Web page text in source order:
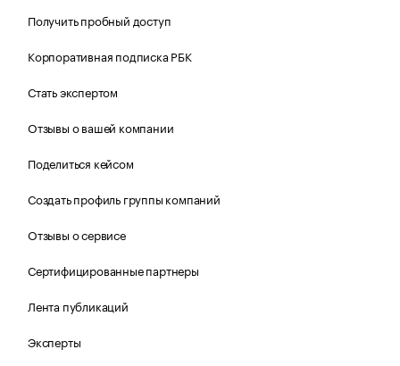
Получить пробный доступ
Корпоративная подписка РБК
Стать экспертом
Отзывы о вашей компании
Поделиться кейсом
Создать профиль группы компаний
Отзывы о сервисе
Сертифицированные партнеры
Лента публикаций
Эксперты